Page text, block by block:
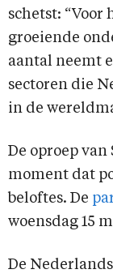
schetst: “Voor
groeiende
aantal neemt
sectoren die
in de
De oproep
moment dat
beloftes. De
woensdag 15
De